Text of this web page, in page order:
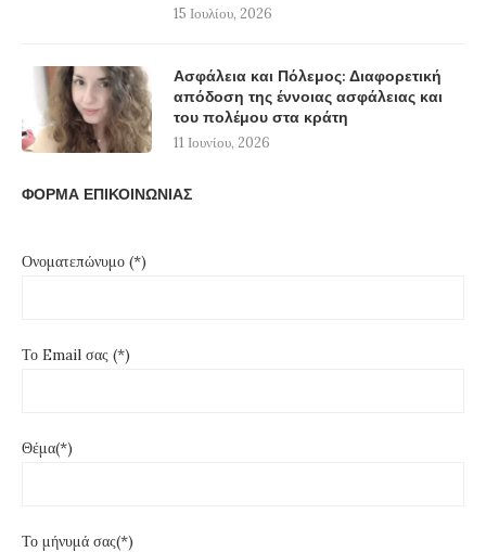
15 Ιουλίου, 2026
Ασφάλεια και Πόλεμος: Διαφορετική
απόδοση της έννοιας ασφάλειας και
του πολέμου στα κράτη
11 Ιουνίου, 2026
ΦΟΡΜΑ ΕΠΙΚΟΙΝΩΝΙΑΣ
Ονοματεπώνυμο (*)
Το Email σας (*)
Θέμα(*)
Το μήνυμά σας(*)